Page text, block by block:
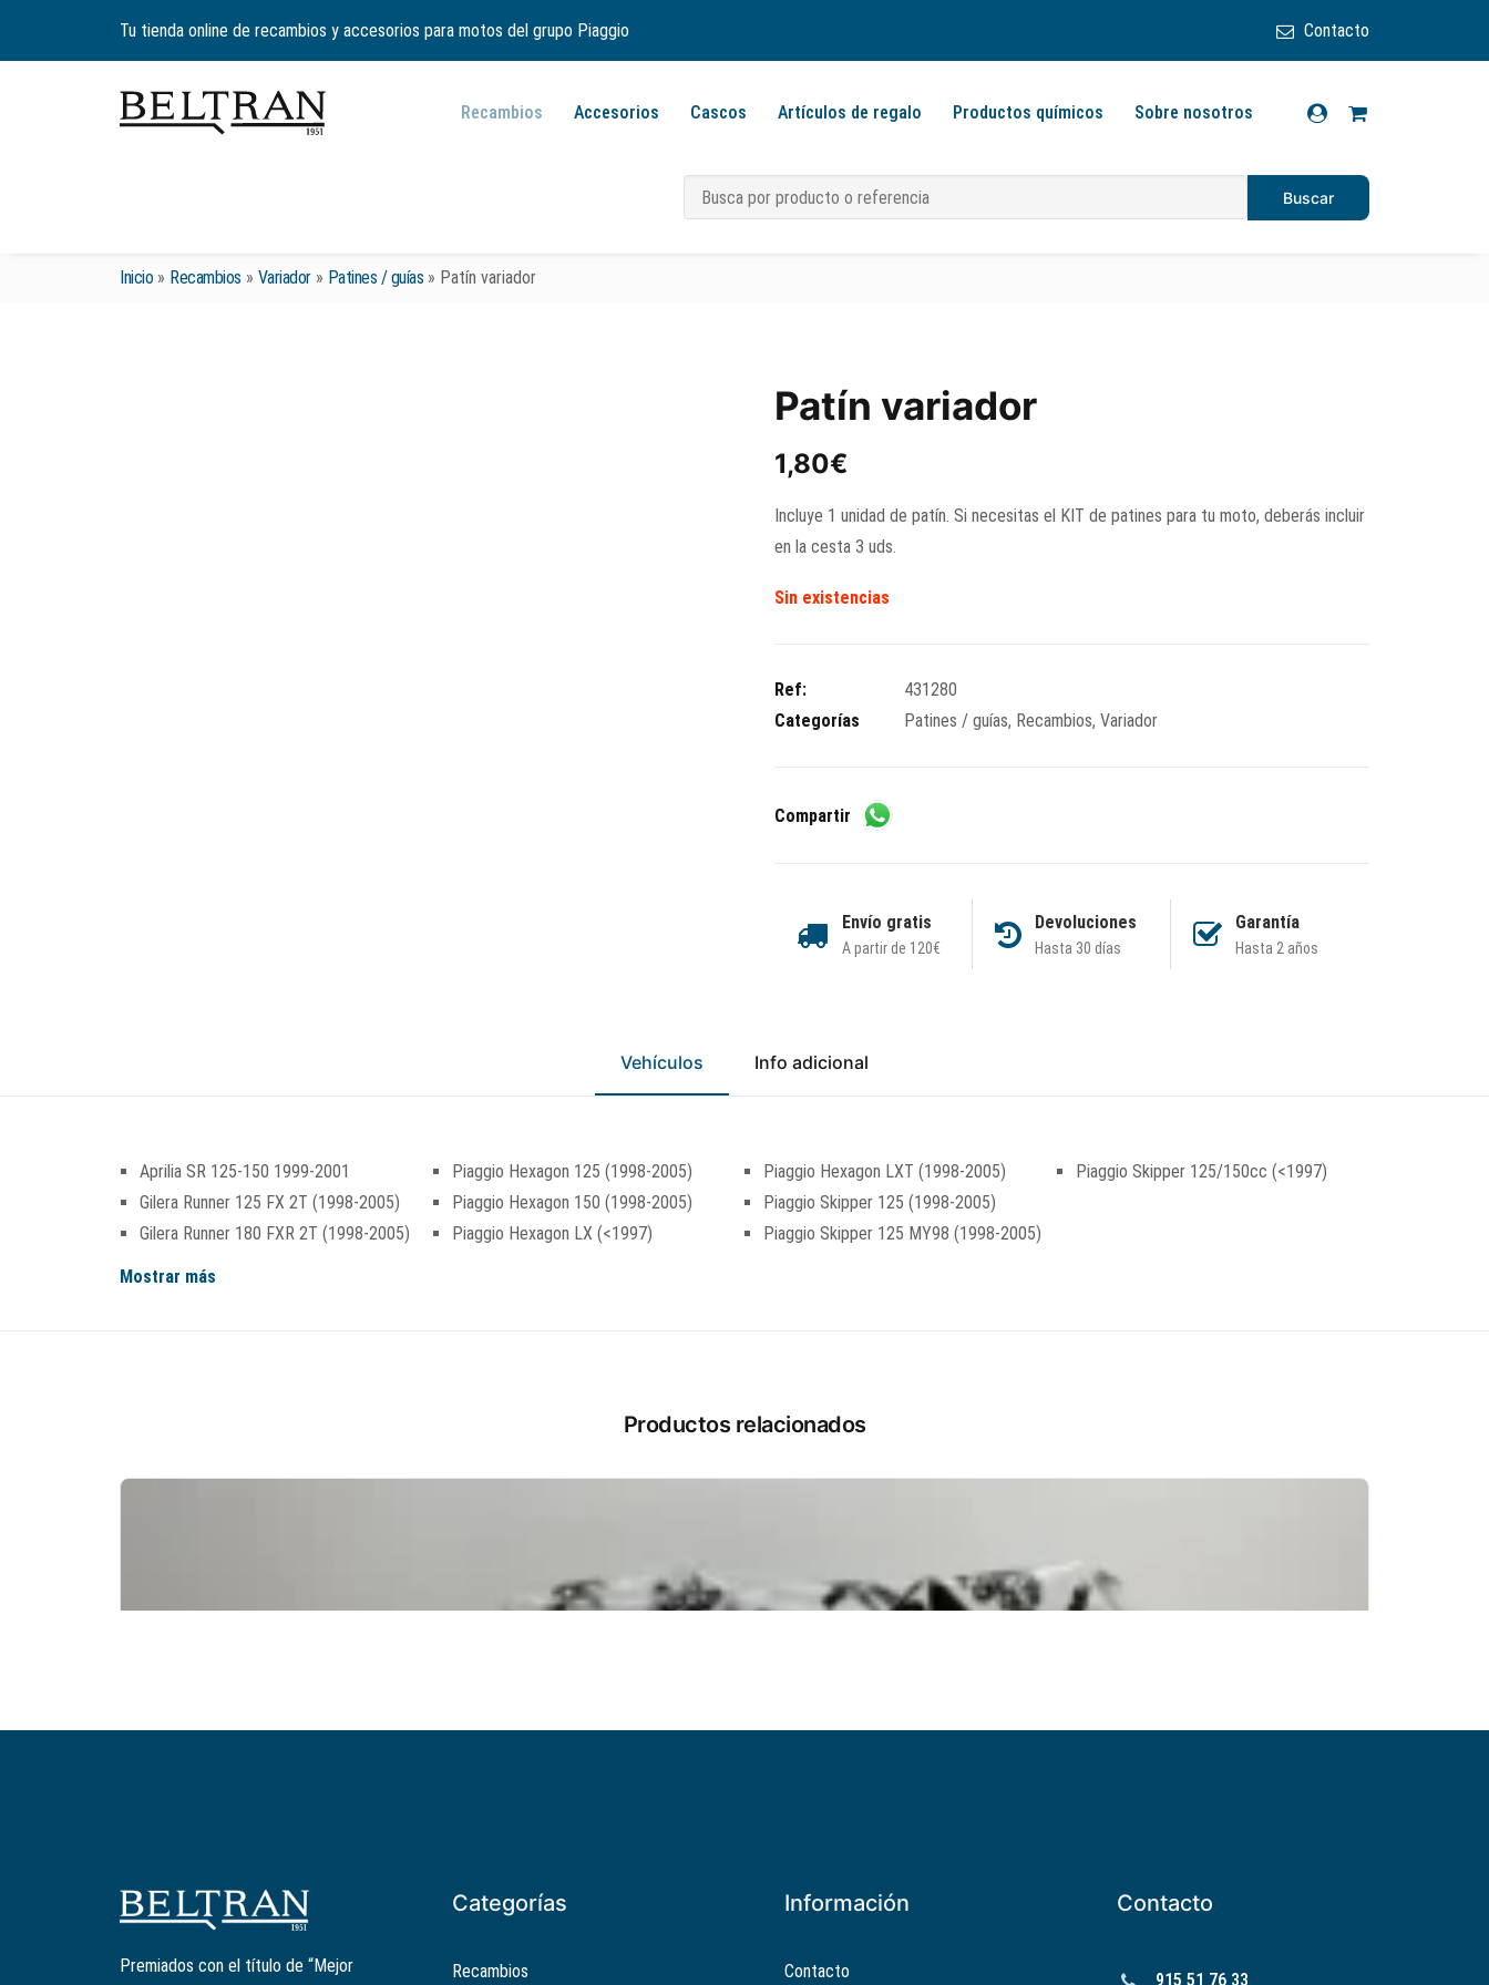
Tu tienda online de recambios y accesorios para motos del grupo Piaggio Contacto
Recambios Accesorios Cascos Artículos de regalo Productos químicos Sobre nosotros
Inicio» Recambios » Variador» Patines / guías » Patín variador
Patín variador
1,80€
Incluye 1 unidad de patín. Si necesitas el KIT de patines para tu moto, deberás incluir
en la cesta 3 uds.
Sin existencias
Ref:
431280
Categorías
Patines / guías, Recambios, Variador
Compartir
Envío gratis
A partir de 120€
Devoluciones
Hasta 30 días
Garantía
Hasta 2 años
Vehículos Info adicional
Aprilia SR 125-150 1999-2001
Gilera Runner 125 FX 2T (1998-2005)
Gilera Runner 180 FXR 2T (1998-2005)
Piaggio Hexagon 125 (1998-2005)
Piaggio Hexagon 150 (1998-2005)
Piaggio Hexagon LX (<1997)
Piaggio Hexagon LXT (1998-2005)
Piaggio Skipper 125 (1998-2005)
Piaggio Skipper 125 MY98 (1998-2005)
Piaggio Skipper 125/150cc (<1997)
Mostrar más
Productos relacionados
Premiados con el título de “Mejor
Categorías
Recambios
Información
Contacto
Contacto
915 51 76 33